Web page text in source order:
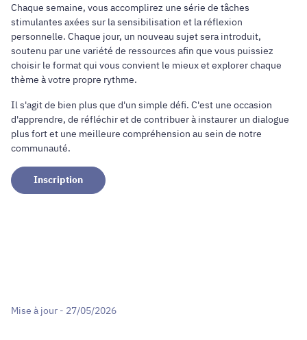
Chaque semaine, vous accomplirez une série de tâches
stimulantes axées sur la sensibilisation et la réflexion
personnelle. Chaque jour, un nouveau sujet sera introduit,
soutenu par une variété de ressources afin que vous puissiez
choisir le format qui vous convient le mieux et explorer chaque
thème à votre propre rythme.
Il s'agit de bien plus que d'un simple défi. C'est une occasion
d'apprendre, de réfléchir et de contribuer à instaurer un dialogue
plus fort et une meilleure compréhension au sein de notre
communauté.
Inscription
Mise à jour - 27/05/2026